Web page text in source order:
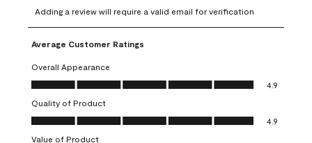
to
rate
the
item
with
1
This
action
will
to
rate
the
with
2
This
action
will
to
rate
the
item
3
action
to
rate
4
action
to
rate
5
action
Adding a review will require a valid email for verification
Average Customer Ratings
Overall Appearance
Overall Appearance, 4.9 out of 5
4.9
Quality of Product
Quality of Product, 4.9 out of 5
4.9
Value of Product